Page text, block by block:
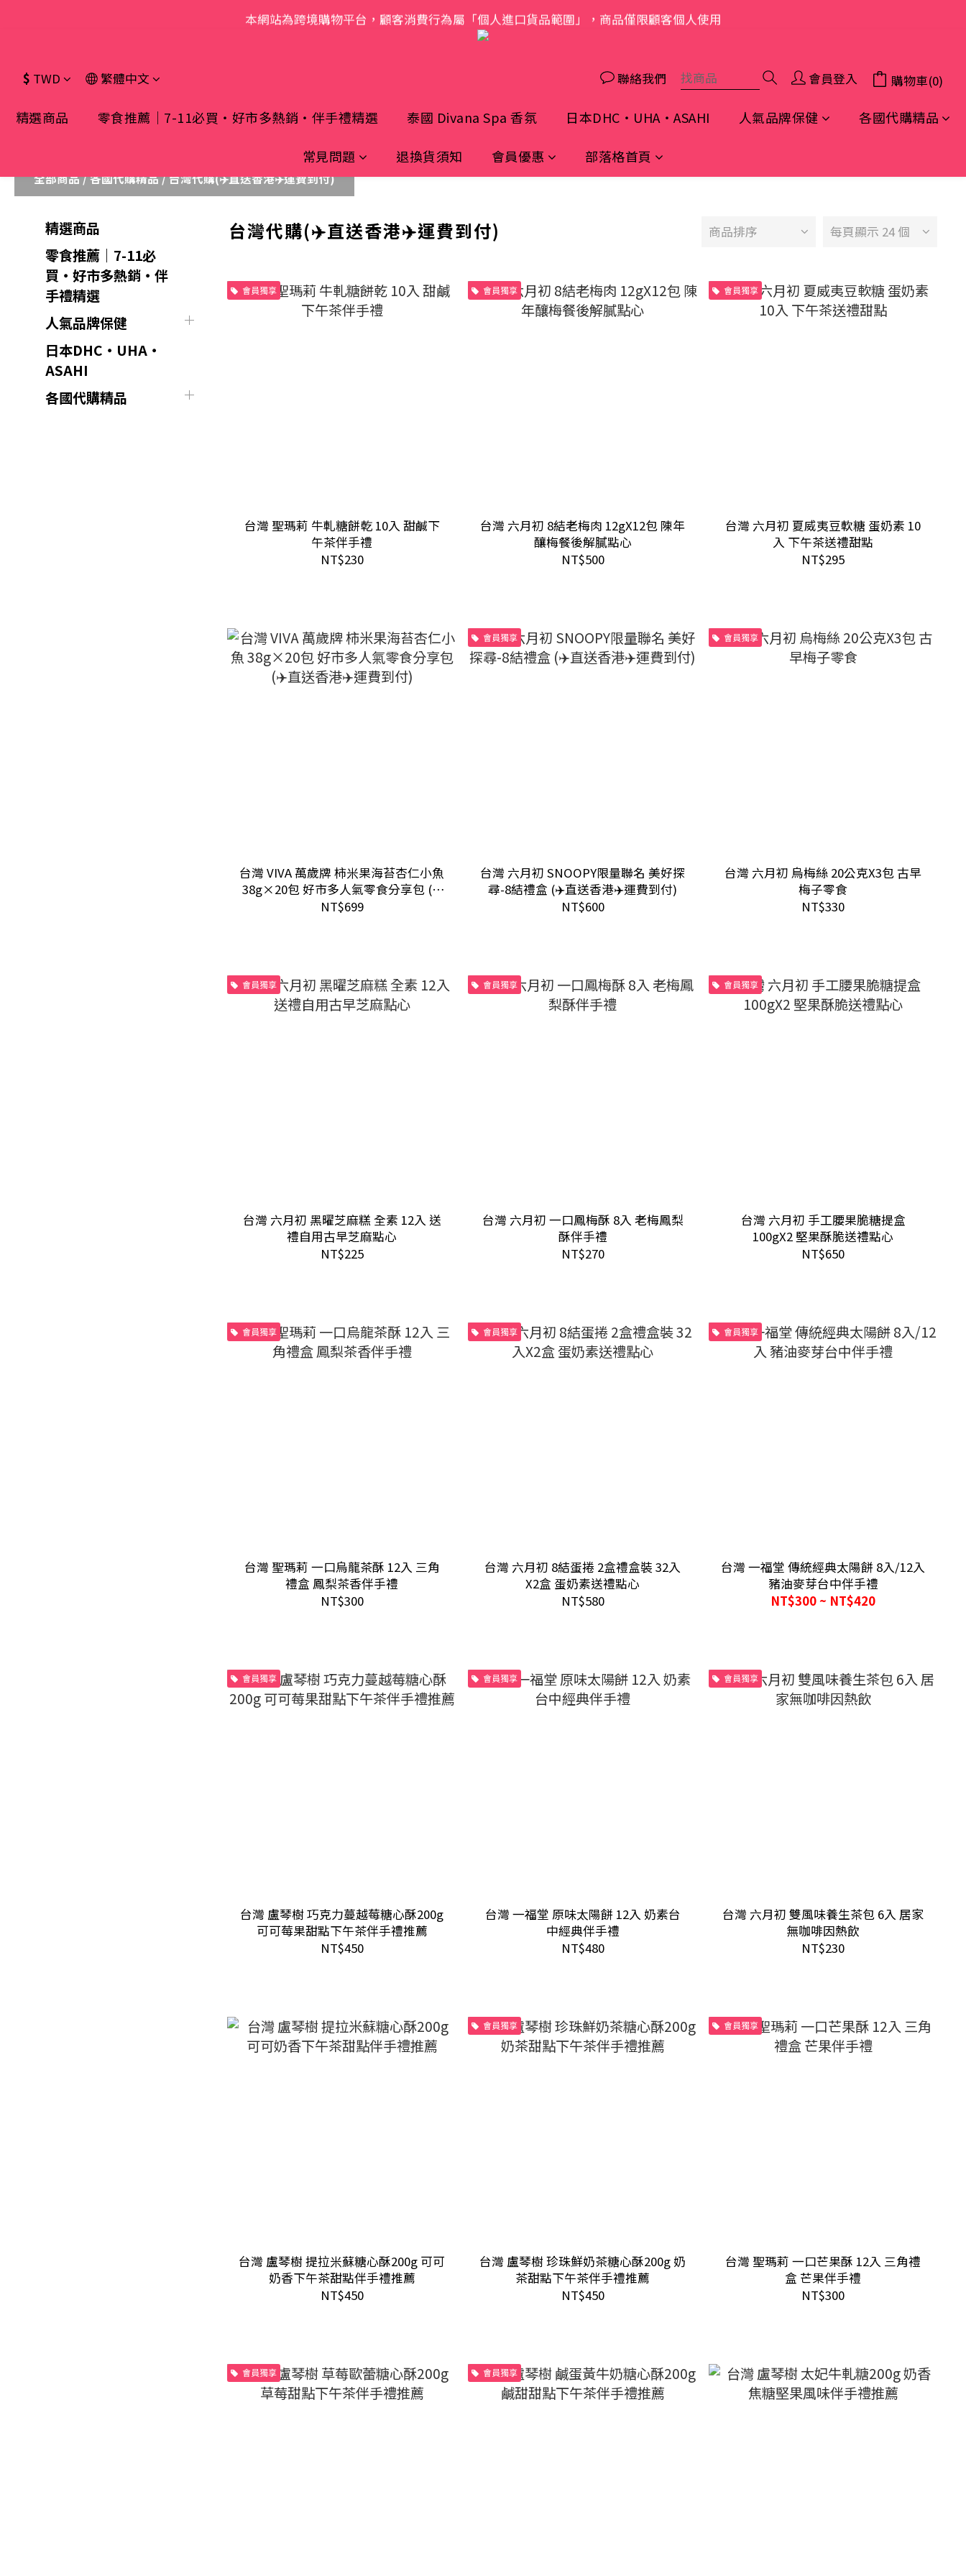
歡迎光臨 S.A.W
本網站為跨境購物平台，顧客消費行為屬「個人進口貨品範圍」，商品僅限顧客個人使用
歡迎光臨 S.A.W
$ TWD 繁體中文 聯絡我們 會員登入 購物車(0)
精選商品 零食推薦｜7-11必買・好市多熱銷・伴手禮精選 泰國 Divana Spa 香氛 日本DHC・UHA・ASAHI 人氣品牌保健 各國代購精品
常見問題 退換貨須知 會員優惠 部落格首頁
全部商品/各國代購精品/台灣代購(✈️直送香港✈️運費到付)
精選商品
零食推薦｜7-11必
買・好市多熱銷・伴
手禮精選
人氣品牌保健
日本DHC・UHA・
ASAHI
各國代購精品
台灣代購(✈️直送香港✈️運費到付) 商品排序 每頁顯示 24 個
會員獨享
台灣 聖瑪莉 牛軋糖餅乾 10入 甜鹹下
午茶伴手禮
NT$230
會員獨享
台灣 六月初 8結老梅肉 12gX12包 陳年
釀梅餐後解膩點心
NT$500
會員獨享
台灣 六月初 夏威夷豆軟糖 蛋奶素 10
入 下午茶送禮甜點
NT$295
台灣 VIVA 萬歲牌 柿米果海苔杏仁小魚
38g×20包 好市多人氣零食分享包 (✈️
直送香港✈️運費到付)
NT$699
會員獨享
台灣 六月初 SNOOPY限量聯名 美好探
尋-8結禮盒 (✈️直送香港✈️運費到付)
NT$600
會員獨享
台灣 六月初 烏梅絲 20公克X3包 古早
梅子零食
NT$330
會員獨享
台灣 六月初 黑曜芝麻糕 全素 12入 送
禮自用古早芝麻點心
NT$225
會員獨享
台灣 六月初 一口鳳梅酥 8入 老梅鳳梨
酥伴手禮
NT$270
會員獨享
台灣 六月初 手工腰果脆糖提盒
100gX2 堅果酥脆送禮點心
NT$650
會員獨享
台灣 聖瑪莉 一口烏龍茶酥 12入 三角
禮盒 鳳梨茶香伴手禮
NT$300
會員獨享
台灣 六月初 8結蛋捲 2盒禮盒裝 32入
X2盒 蛋奶素送禮點心
NT$580
會員獨享
台灣 一福堂 傳統經典太陽餅 8入/12入
豬油麥芽台中伴手禮
NT$300 ~ NT$420
會員獨享
台灣 盧琴樹 巧克力蔓越莓糖心酥200g
可可莓果甜點下午茶伴手禮推薦
NT$450
會員獨享
台灣 一福堂 原味太陽餅 12入 奶素台
中經典伴手禮
NT$480
會員獨享
台灣 六月初 雙風味養生茶包 6入 居家
無咖啡因熱飲
NT$230
台灣 盧琴樹 提拉米蘇糖心酥200g 可可
奶香下午茶甜點伴手禮推薦
NT$450
會員獨享
台灣 盧琴樹 珍珠鮮奶茶糖心酥200g 奶
茶甜點下午茶伴手禮推薦
NT$450
會員獨享
台灣 聖瑪莉 一口芒果酥 12入 三角禮
盒 芒果伴手禮
NT$300
會員獨享 會員獨享